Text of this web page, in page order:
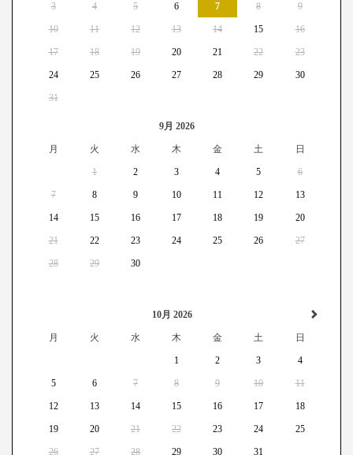
3 4 5 6 7 8 9
10 11 12 13 14 15 16
17 18 19 20 21 22 23
24 25 26 27 28 29 30
31
9月 2026
月 火 水 木 金 土 日
1 2 3 4 5 6
7 8 9 10 11 12 13
14 15 16 17 18 19 20
21 22 23 24 25 26 27
28 29 30
10月 2026
月 火 水 木 金 土 日
1 2 3 4
5 6 7 8 9 10 11
12 13 14 15 16 17 18
19 20 21 22 23 24 25
26 27 28 29 30 31